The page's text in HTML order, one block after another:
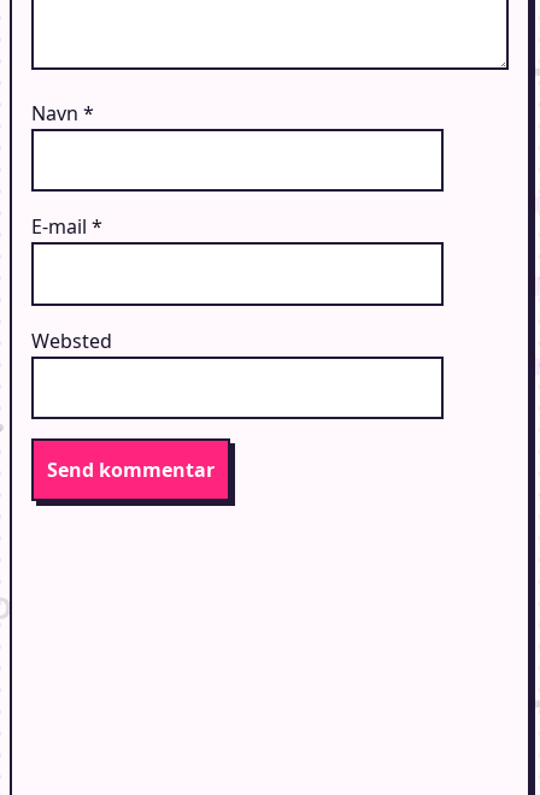
Navn *
E-mail *
Websted